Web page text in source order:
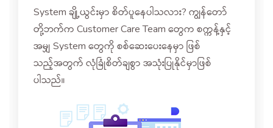
System ချို့ယွင်းမှာ စိတ်ပူနေပါသလား? ကျွန်တော်
တို့ဘက်က Customer Care Team တွေက စက္ကန့်နှင့်
အမျှ System တွေကို စစ်ဆေးပေးနေမှာ ဖြစ်
သည့်အတွက် လုံခြုံစိတ်ချစွာ အသုံးပြုနိုင်မှာဖြစ်
ပါသည်။